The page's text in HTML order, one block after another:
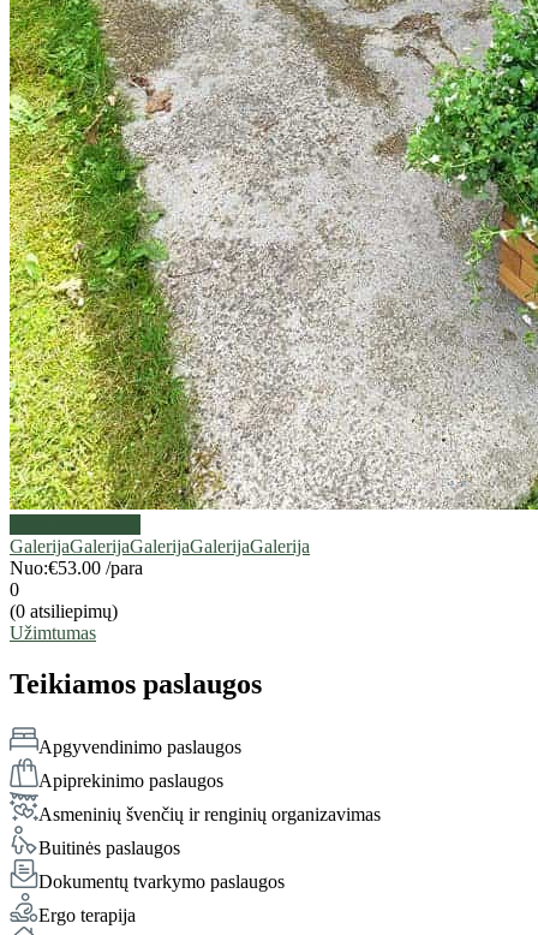
GalerijaGalerijaGalerijaGalerijaGalerija
Nuo:€53.00 /para
0
(0 atsiliepimų)
Užimtumas
Teikiamos paslaugos
Apgyvendinimo paslaugos
Apiprekinimo paslaugos
Asmeninių švenčių ir renginių organizavimas
Buitinės paslaugos
Dokumentų tvarkymo paslaugos
Ergo terapija